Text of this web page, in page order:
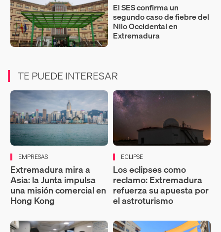
El SES confirma un
segundo caso de fiebre del
Nilo Occidental en
Extremadura
TE PUEDE INTERESAR
EMPRESAS
Extremadura mira a
Asia: la Junta impulsa
una misión comercial en
Hong Kong
ECLIPSE
Los eclipses como
reclamo: Extremadura
refuerza su apuesta por
el astroturismo